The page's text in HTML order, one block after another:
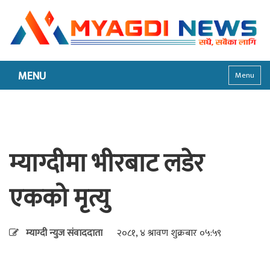
MENU Menu
म्याग्दीमा भीरबाट लडेर
एकको मृत्यु
म्याग्दी न्युज संवाददाता २०८१, ४ श्रावण शुक्रबार ०५:५९